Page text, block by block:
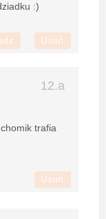
:)
Usuń
trafia
Usuń